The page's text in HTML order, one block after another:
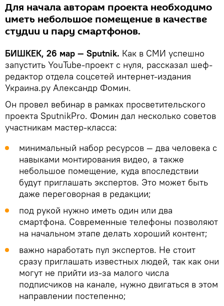
Для начала авторам проекта необходимо
иметь небольшое помещение в качестве
студии и пару смартфонов.
БИШКЕК, 26 мар — Sputnik. Как в СМИ успешно
запустить YouTube-проект с нуля, рассказал шеф-
редактор отдела соцсетей интернет-издания
Украина.ру Александр Фомин.
Он провел вебинар в рамках просветительского
проекта SputnikPro. Фомин дал несколько советов
участникам мастер-класса:
минимальный набор ресурсов — два человека с
навыками монтирования видео, а также
небольшое помещение, куда впоследствии
будут приглашать экспертов. Это может быть
даже переговорная в редакции;
под рукой нужно иметь один или два
смартфона. Современные телефоны позволяют
на начальном этапе делать хороший контент;
важно наработать пул экспертов. Не стоит
сразу приглашать известных людей, так как они
могут не прийти из-за малого числа
подписчиков на канале, нужно двигаться в этом
направлении постепенно;